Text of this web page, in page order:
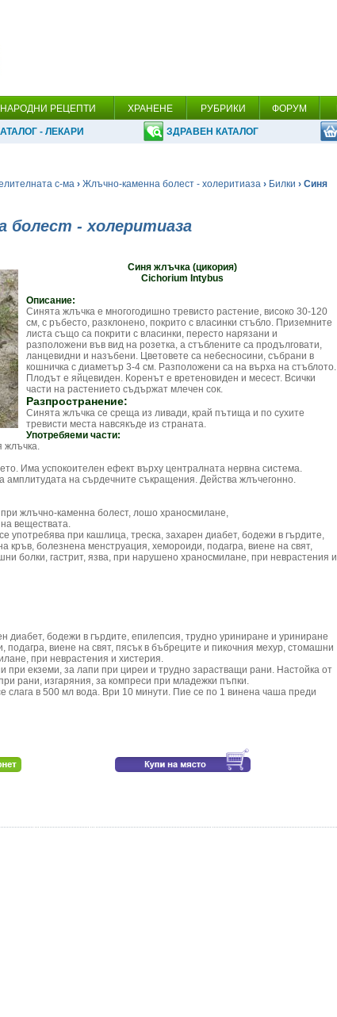
НАРОДНИ РЕЦЕПТИ ХРАНЕНЕ РУБРИКИ ФОРУМ
- ЛЕКАРИ ЗДРАВЕН КАТАЛОГ
с-ма › Жлъчно-каменна болест - холеритиаза › Билки › Синя
болест - холеритиаза
Синя жлъчка (цикория)
Cichorium Intybus
Описание:
Синята жлъчка е многогодишно тревисто растение, високо 30-120
см, с ръбесто, разклонено, покрито с власинки стъбло. Приземните
листа също са покрити с власинки, пересто нарязани и
разположени във вид на розетка, а стъблените са продълговати,
ланцевидни и назъбени. Цветовете са небесносини, събрани в
кошничка с диаметър 3-4 см. Разположени са на върха на стъблото.
Плодът е яйцевиден. Коренът е вретеновиден и месест. Всички
части на растението съдържат млечен сок.
Разпространение:
Синята жлъчка се среща из ливади, край пътища и по сухите
тревисти места навсякъде из страната.
Употребяеми части:
жлъчка.
Има успокоителен ефект върху централната нервна система.
амплитудата на сърдечните съкращения. Действа жлъчегонно.
жлъчно-каменна болест, лошо храносмилане,
веществата.
употребява при кашлица, треска, захарен диабет, бодежи в гърдите,
кръв, болезнена менструация, хемороиди, подагра, виене на свят,
болки, гастрит, язва, при нарушено храносмилане, при неврастения и
диабет, бодежи в гърдите, епилепсия, трудно уриниране и уриниране
виене на свят, пясък в бъбреците и пикочния мехур, стомашни
при неврастения и хистерия.
при екземи, за лапи при циреи и трудно зарастващи рани. Настойка от
рани, изгаряния, за компреси при младежки пъпки.
слага в 500 мл вода. Ври 10 минути. Пие се по 1 винена чаша преди